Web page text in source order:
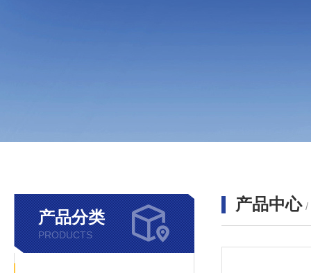
产品分类
PRODUCTS
产品中心 /